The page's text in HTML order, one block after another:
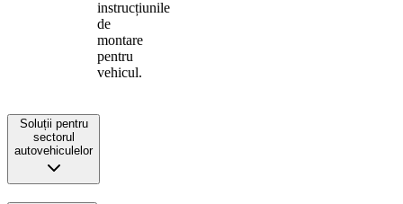
instrucțiunile
de
montare
pentru
vehicul.
Soluții pentru
sectorul
autovehiculelor